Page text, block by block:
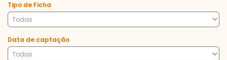
Tipo de Ficha
Data de captação